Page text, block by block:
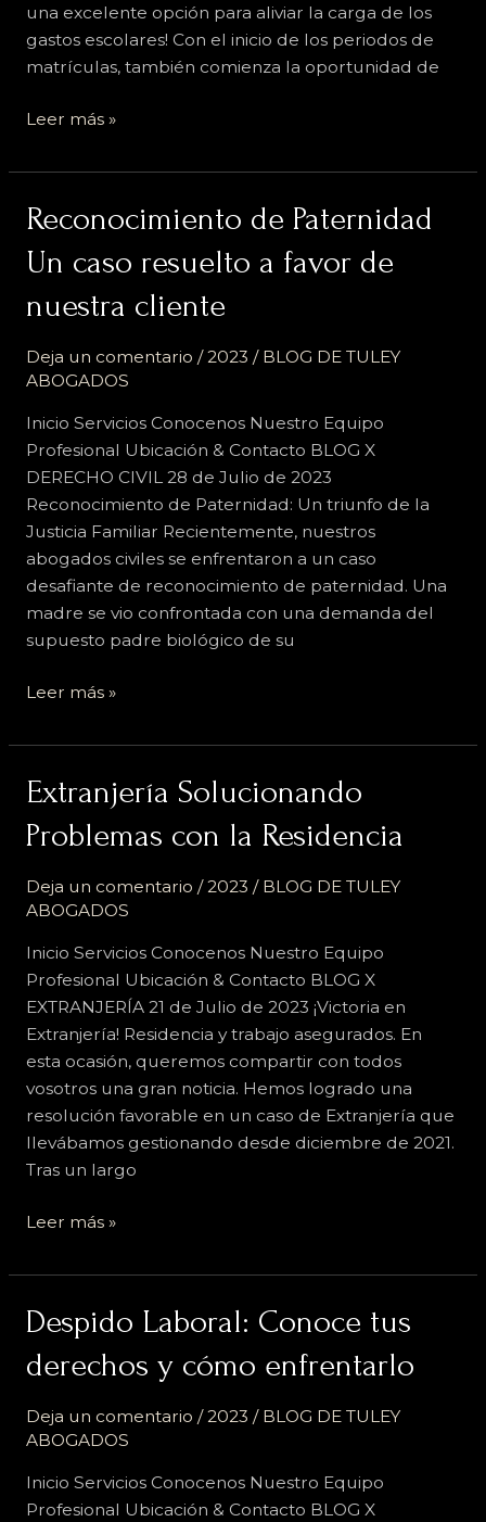
una excelente opción para aliviar la carga de los
gastos escolares! Con el inicio de los periodos de
matrículas, también comienza la oportunidad de
Leer más »
Reconocimiento de Paternidad
Un caso resuelto a favor de
nuestra cliente
Deja un comentario /2023 / BLOG DE TULEY
ABOGADOS
Inicio Servicios Conocenos Nuestro Equipo
Profesional Ubicación & Contacto BLOG X
DERECHO CIVIL 28 de Julio de 2023
Reconocimiento de Paternidad: Un triunfo de la
Justicia Familiar Recientemente, nuestros
abogados civiles se enfrentaron a un caso
desafiante de reconocimiento de paternidad. Una
madre se vio confrontada con una demanda del
supuesto padre biológico de su
Reconocimiento
Paternidad
caso
resuelto
a
de
nuestra
cliente
Leer más »
Extranjería Solucionando
Problemas con la Residencia
Deja un comentario /2023 / BLOG DE TULEY
ABOGADOS
Inicio Servicios Conocenos Nuestro Equipo
Profesional Ubicación & Contacto BLOG X
EXTRANJERÍA 21 de Julio de 2023 ¡Victoria en
Extranjería! Residencia y trabajo asegurados. En
esta ocasión, queremos compartir con todos
vosotros una gran noticia. Hemos logrado una
resolución favorable en un caso de Extranjería que
llevábamos gestionando desde diciembre de 2021.
Tras un largo
Extranjería
Solucionando
Problemas
la
Residencia
Leer más »
Despido Laboral: Conoce tus
derechos y cómo enfrentarlo
Deja un comentario /2023 / BLOG DE TULEY
ABOGADOS
Inicio Servicios Conocenos Nuestro Equipo
Profesional Ubicación & Contacto BLOG X
Despido
Laboral:
Conoce
derechos
y
cómo
enfrentarlo